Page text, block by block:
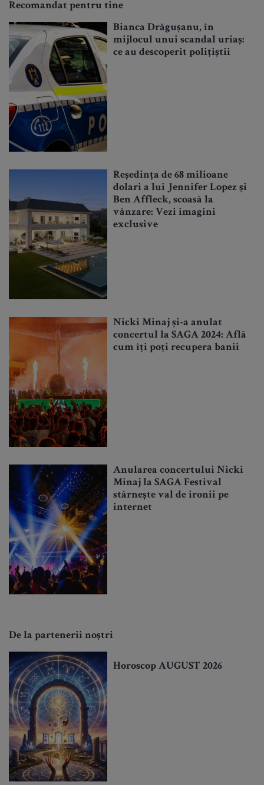
Recomandat pentru tine
Bianca Drăgușanu, în
mijlocul unui scandal uriaș:
ce au descoperit polițiștii
Reședința de 68 milioane
dolari a lui Jennifer Lopez și
Ben Affleck, scoasă la
vânzare: Vezi imagini
exclusive
Nicki Minaj și-a anulat
concertul la SAGA 2024: Află
cum îți poți recupera banii
Anularea concertului Nicki
Minaj la SAGA Festival
stârnește val de ironii pe
internet
De la partenerii noștri
Horoscop AUGUST 2026